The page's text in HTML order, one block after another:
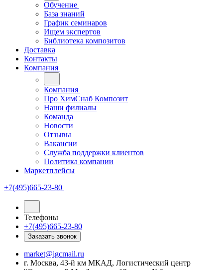
Обучение
База знаний
График семинаров
Ищем экспертов
Библиотека композитов
Доставка
Контакты
Компания
Компания
Про ХимСнаб Композит
Наши филиалы
Команда
Новости
Отзывы
Вакансии
Служба поддержки клиентов
Политика компании
Маркетплейсы
+7(495)665-23-80
Телефоны
+7(495)665-23-80
Заказать звонок
market@igcmail.ru
г. Москва, 43-й км МКАД, Логистический центр